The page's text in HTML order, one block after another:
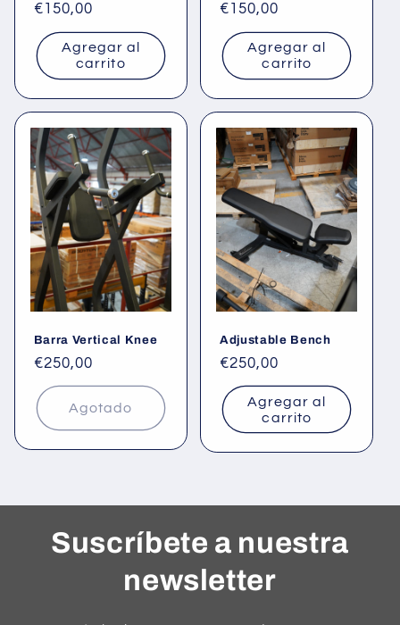
Precio
habitual
€150,00
Agregar al
carrito
Precio
habitual
€150,00
Agregar al
carrito
Barra Vertical Knee
Precio
habitual
€250,00
Agotado
Adjustable Bench
Precio
habitual
€250,00
Agregar al
carrito
Suscríbete a nuestra
newsletter